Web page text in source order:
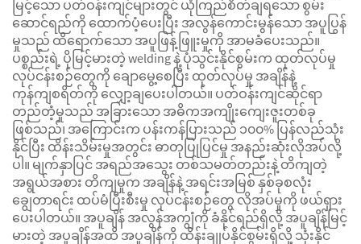
မြင့်သော ပတ်ဝန်းကျင်များတွင် ယုံကြည်စိတ်ချရသော စွမ်း
ဆောင်ရည်ကို ထောက်ပံ့ပေးပြီး အလွန်ကောင်းမွန်သော အပူပြွန်
မှုသည် ထိရောက်သော အပူဖြန့်ဖြူးမှုကို အာမခံပေးသည်။
ပစ္စည်းရဲ့ ပိုမြင့်မားတဲ့ welding နဲ့ ပုံသွင်းနိုင်စွမ်းက ထုတ်လုပ်မှု
လုပ်ငန်းစဉ်တွေကို ချောမွေ့စေပြီး ထုတ်လုပ်မှု အချိန်နဲ့
ကုန်ကျစရိတ်ကို လျှော့ချပေးပါတယ်။ ပတ်ဝန်းကျင်ဆိုင်ရာ
တည်တံ့မှုသည် အခြားသော အဓိကအကျိုးကျေးဇူးတစ်ခု
ဖြစ်သည်၊ အကြောင်းက ပန်းကန်ပြားသည် ၁၀၀% ပြန်လည်သုံး
နိုင်ပြီး ထိန်းသိမ်းမှုအတွင်း ဓာတုပြုပြင်မှု အနည်းဆုံးလိုအပ်လို့
ပါ။ မျက်နှာပြင် အရည်အသွေး တစ်သမတ်တည်းနဲ့ တိကျတဲ့
အရွယ်အစား တိကျမှုက အချိန်နဲ့ အရင်းအမြစ် နှစ်ခုစလုံး
ချွေတာရင်း ထပ်မံပြီးစီးမှု လုပ်ငန်းစဉ်တွေ လိုအပ်မှုကို ဖယ်ရှား
ပေးပါတယ်။ အပူချိန် အလွန်အကျွံကို ခံနိုင်ရည်ရှိလို့ အပူချိန်မြင့်
မားတဲ့ အပူချိန်အထိ အပူချိန်ကို ထိန်းချုပ်နိုင်စွမ်းရှိလို့ သုံးနိုင်